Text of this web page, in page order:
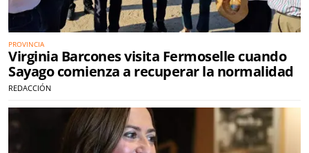
PROVINCIA
Virginia Barcones visita Fermoselle cuando
Sayago comienza a recuperar la normalidad
REDACCIÓN